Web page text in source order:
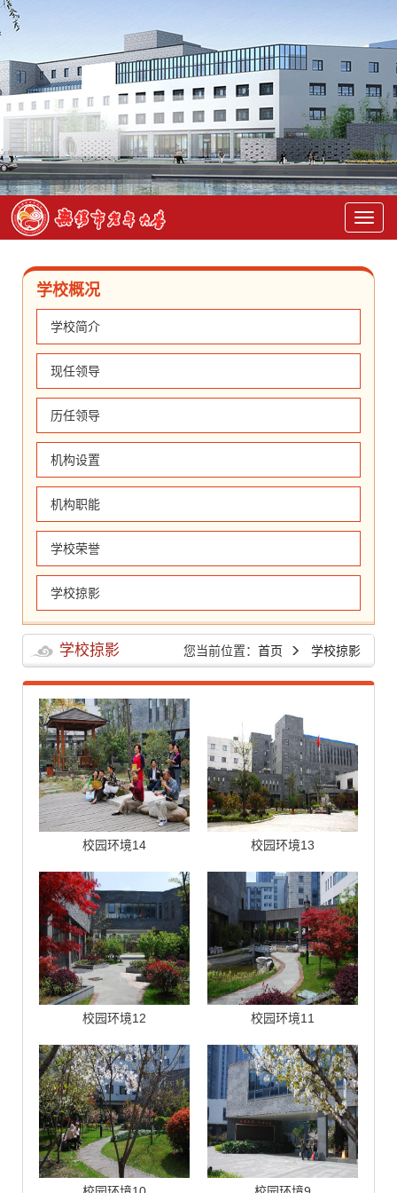
学校概况
学校简介
现任领导
历任领导
机构设置
机构职能
学校荣誉
学校掠影
学校掠影 您当前位置： 首页 学校掠影
校园环境14 校园环境13
校园环境12 校园环境11